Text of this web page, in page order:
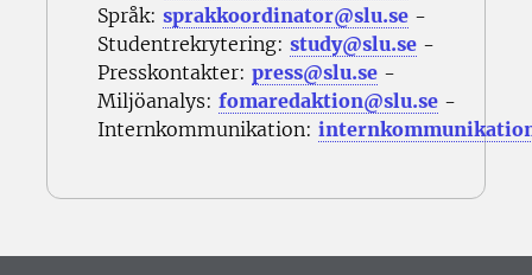
Språk: sprakkoordinator@slu.se -
Studentrekrytering: study@slu.se -
Presskontakter: press@slu.se -
Miljöanalys: fomaredaktion@slu.se -
Internkommunikation: